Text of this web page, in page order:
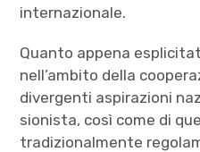
internazionale.
Quanto appena
nell’ambito della
divergenti aspirazioni
sionista, così come di
tradizionalmente